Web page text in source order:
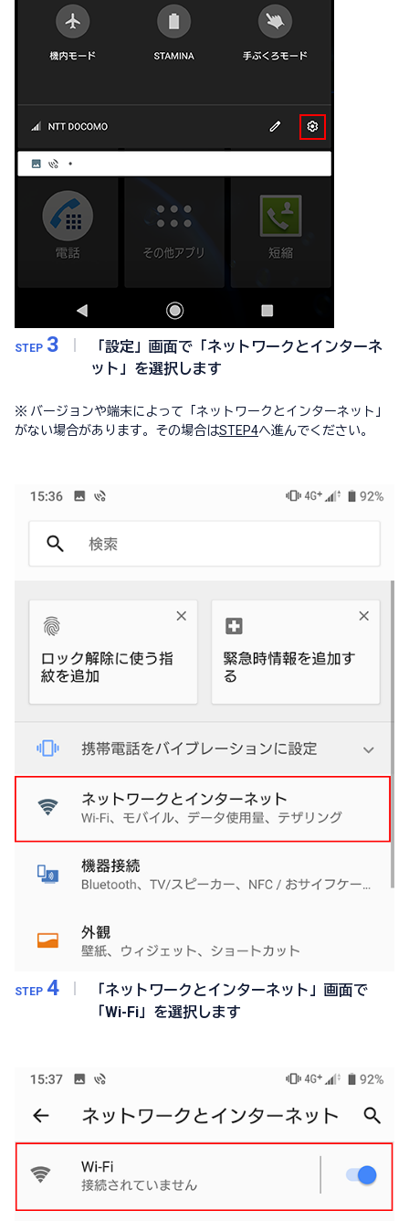
STEP 3
「設定」画面で「ネットワークとインターネ
ット」を選択します
※ バージョンや端末によって「ネットワークとインターネット」
がない場合があります。その場合はSTEP4へ進んでください。
STEP 4
「ネットワークとインターネット」画面で
「Wi-Fi」を選択します